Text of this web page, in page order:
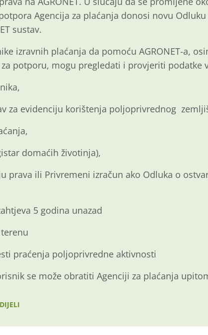
Agencija za plaćanja donosi novu
sustav.
izravnih plaćanja da pomoću AGRONET-a,
potporu, mogu pregledati i provjeriti podatke
za evidenciju korištenja poljoprivrednog
domaćih životinja),
prava ili Privremeni izračun ako Odluka o
5 godina unazad
praćenja poljoprivredne aktivnosti
se može obratiti Agenciji za plaćanja